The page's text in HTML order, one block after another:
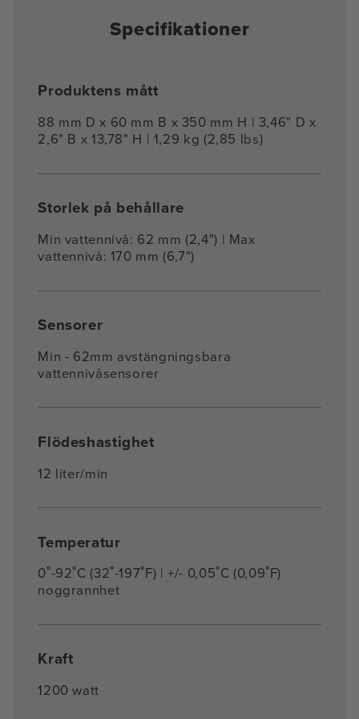
Specifikationer
Produktens mått
88 mm D x 60 mm B x 350 mm H | 3,46" D x
2,6" B x 13,78" H | 1,29 kg (2,85 lbs)
Storlek på behållare
Min vattennivå: 62 mm (2,4") | Max
vattennivå: 170 mm (6,7")
Sensorer
Min - 62mm avstängningsbara
vattennivåsensorer
Flödeshastighet
12 liter/min
Temperatur
0˚-92˚C (32˚-197˚F) | +/- 0,05˚C (0,09˚F)
noggrannhet
Kraft
1200 watt